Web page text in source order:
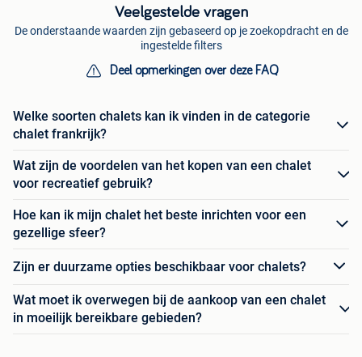
Veelgestelde vragen
De onderstaande waarden zijn gebaseerd op je zoekopdracht en de
ingestelde filters
Deel opmerkingen over deze FAQ
Welke soorten chalets kan ik vinden in de categorie
chalet frankrijk?
Wat zijn de voordelen van het kopen van een chalet
voor recreatief gebruik?
Hoe kan ik mijn chalet het beste inrichten voor een
gezellige sfeer?
Zijn er duurzame opties beschikbaar voor chalets?
Wat moet ik overwegen bij de aankoop van een chalet
in moeilijk bereikbare gebieden?